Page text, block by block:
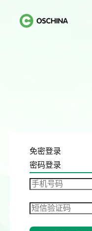
免密登录
密码登录